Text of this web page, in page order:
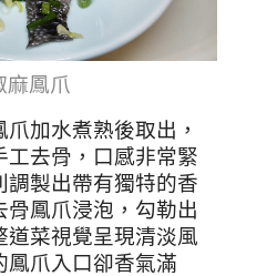
麻鳳爪
爪加水煮熟後取出，
工去骨，口感非常緊
調製出帶有獨特的香
骨鳳爪浸泡，勾勒出
道菜視覺呈現清淡風
鳳爪入口卻香氣滿